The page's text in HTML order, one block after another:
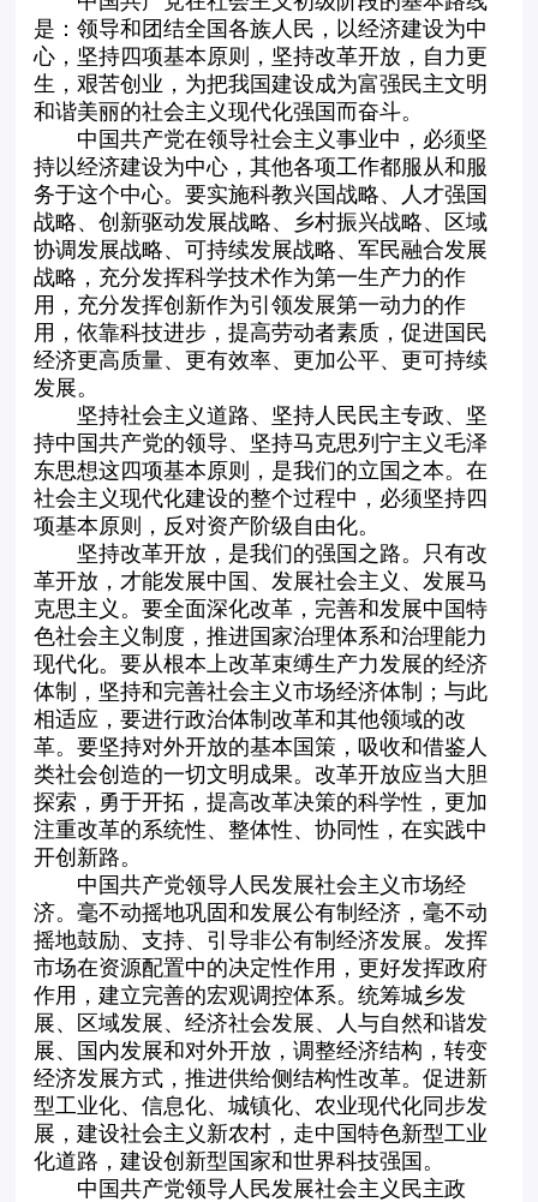
是：领导和团结全国各族人民，以经济建设为中
心，坚持四项基本原则，坚持改革开放，自力更
生，艰苦创业，为把我国建设成为富强民主文明
和谐美丽的社会主义现代化强国而奋斗。
中国共产党在领导社会主义事业中，必须坚
持以经济建设为中心，其他各项工作都服从和服
务于这个中心。要实施科教兴国战略、人才强国
战略、创新驱动发展战略、乡村振兴战略、区域
协调发展战略、可持续发展战略、军民融合发展
战略，充分发挥科学技术作为第一生产力的作
用，充分发挥创新作为引领发展第一动力的作
用，依靠科技进步，提高劳动者素质，促进国民
经济更高质量、更有效率、更加公平、更可持续
发展。
坚持社会主义道路、坚持人民民主专政、坚
持中国共产党的领导、坚持马克思列宁主义毛泽
东思想这四项基本原则，是我们的立国之本。在
社会主义现代化建设的整个过程中，必须坚持四
项基本原则，反对资产阶级自由化。
坚持改革开放，是我们的强国之路。只有改
革开放，才能发展中国、发展社会主义、发展马
克思主义。要全面深化改革，完善和发展中国特
色社会主义制度，推进国家治理体系和治理能力
现代化。要从根本上改革束缚生产力发展的经济
体制，坚持和完善社会主义市场经济体制；与此
相适应，要进行政治体制改革和其他领域的改
革。要坚持对外开放的基本国策，吸收和借鉴人
类社会创造的一切文明成果。改革开放应当大胆
探索，勇于开拓，提高改革决策的科学性，更加
注重改革的系统性、整体性、协同性，在实践中
开创新路。
中国共产党领导人民发展社会主义市场经
济。毫不动摇地巩固和发展公有制经济，毫不动
摇地鼓励、支持、引导非公有制经济发展。发挥
市场在资源配置中的决定性作用，更好发挥政府
作用，建立完善的宏观调控体系。统筹城乡发
展、区域发展、经济社会发展、人与自然和谐发
展、国内发展和对外开放，调整经济结构，转变
经济发展方式，推进供给侧结构性改革。促进新
型工业化、信息化、城镇化、农业现代化同步发
展，建设社会主义新农村，走中国特色新型工业
化道路，建设创新型国家和世界科技强国。
中国共产党领导人民发展社会主义民主政